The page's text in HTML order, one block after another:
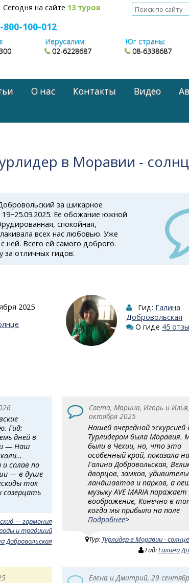
Сегодня на сайте 13 туров
800-100-012
Иерусалим:
02-6228687
Юг страны:
08-6338687
О нас Контакты Видео
в Моравии -
за шикарное
Ее обожание южной
спокойная,
всех нас любовью. Уже
Всего ей самого доброго.
за отличных гидов.
2025
Гид: Галина
Добровольская
О гиде 45
Гид:
дней в
— Наш
сплав по
— в душе
так
созерцать
— гармония
и традиций
Добровольская
Света, Марина, Игорь и
октября 2025
Нашей очередной эскурсией
Турлидером была Моравия.
были в Чехии, но, что это
особенный край, показала
Галина Добровольская,
дворцов, замков,
ландшавтов и парков, а
музыку AVE MARIA поражает
воображение, Конечно в
когда мы прибыли на поле
Подробнее>
Тур: Турлидер в Моравии -
Гид:Галина
Елена и Дмитрий, 29